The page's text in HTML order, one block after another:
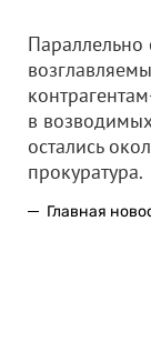
в
остались
прокуратура.
Главная